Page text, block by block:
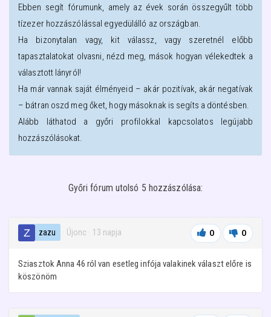
Ebben segít fórumunk, amely az évek során összegyűlt több
tízezer hozzászólással egyedülálló az országban.
Ha bizonytalan vagy, kit válassz, vagy szeretnél előbb
tapasztalatokat olvasni, nézd meg, mások hogyan vélekedtek a
választott lányról!
Ha már vannak saját élményeid – akár pozitívak, akár negatívak
– bátran oszd meg őket, hogy másoknak is segíts a döntésben.
Alább láthatod a győri profilokkal kapcsolatos legújabb
hozzászólásokat.
Győri fórum utolsó 5 hozzászólása:
zazu · Újonc · 13 napja 0 0
Sziasztok Anna 46 ról van esetleg infója valakinek választ előre is
köszönöm